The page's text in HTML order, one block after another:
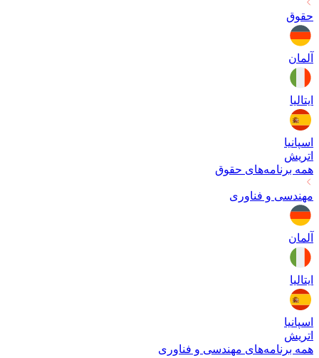
حقوق
آلمان
ایتالیا
اسپانیا
اتریش
همه برنامه‌های حقوق
مهندسی و فناوری
آلمان
ایتالیا
اسپانیا
اتریش
همه برنامه‌های مهندسی و فناوری